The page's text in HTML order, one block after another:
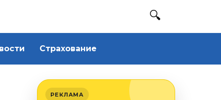
Страхование
РЕКЛАМА